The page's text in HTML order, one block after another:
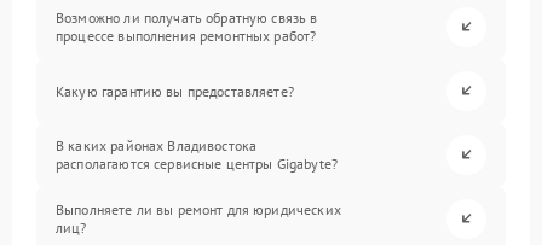
Возможно ли получать обратную связь в
процессе выполнения ремонтных работ?
Какую гарантию вы предоставляете?
В каких районах Владивостока
располагаются сервисные центры Gigabyte?
Выполняете ли вы ремонт для юридических
лиц?